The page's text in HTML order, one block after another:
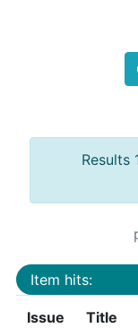
Results
Item hits:
Issue
Title